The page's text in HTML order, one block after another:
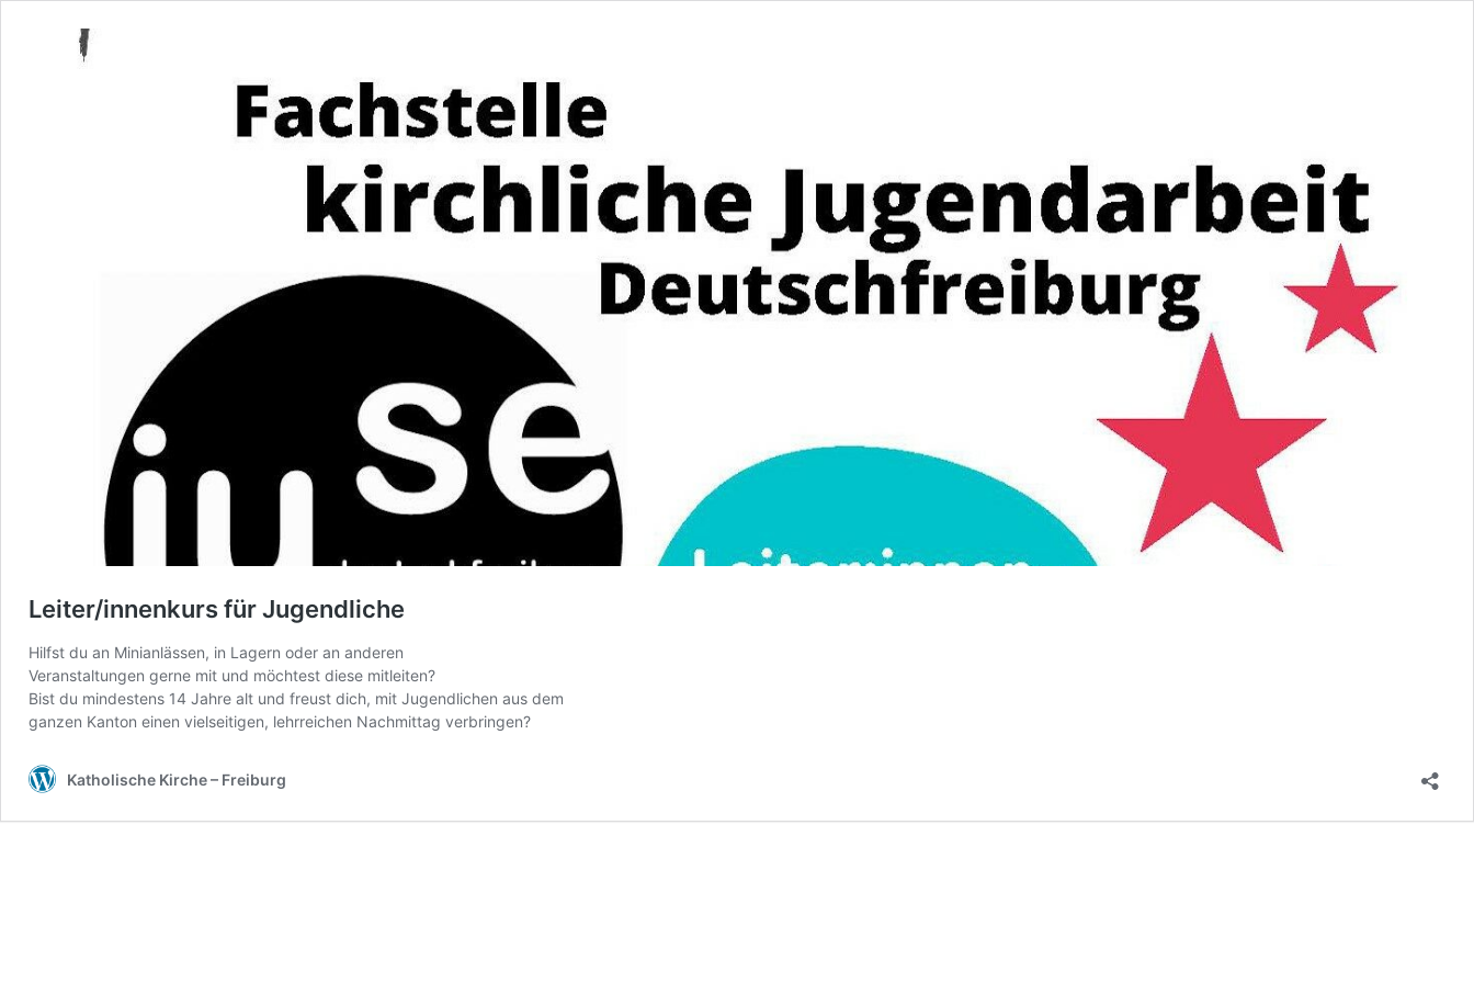
Leiter/innenkurs für Jugendliche
Hilfst du an Minianlässen, in Lagern oder an anderen
Veranstaltungen gerne mit und möchtest diese mitleiten?
Bist du mindestens 14 Jahre alt und freust dich, mit Jugendlichen aus dem
ganzen Kanton einen vielseitigen, lehrreichen Nachmittag verbringen?
Katholische Kirche – Freiburg